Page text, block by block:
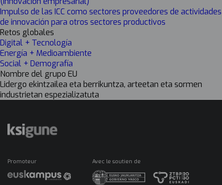
Impulso de las ICC como sectores proveedores de actividades
de innovación para otros sectores productivos
Retos globales
Digital + Tecnología
Energía + Medioambiente
Social + Demografía
Nombre del grupo EU
Lidergo ekintzailea eta berrikuntza, arteetan eta sormen
industrietan espezializatuta
Promoteur Avec le soutien de